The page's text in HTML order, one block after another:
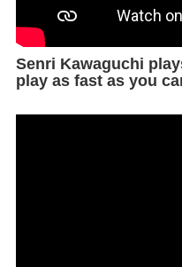
Senri Kawaguchi
play as fast as you